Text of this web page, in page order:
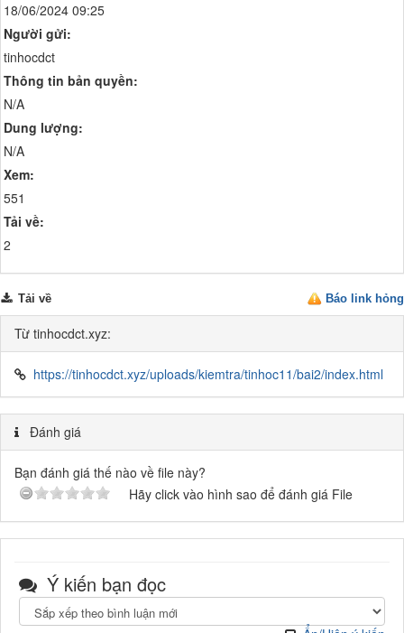
18/06/2024 09:25
Người gửi:
tinhocdct
Thông tin bản quyền:
N/A
Dung lượng:
N/A
Xem:
551
Tải về:
2
Báo link hỏng
Tải về
Từ tinhocdct.xyz:
https://tinhocdct.xyz/uploads/kiemtra/tinhoc11/bai2/index.html
Đánh giá
Bạn đánh giá thế nào về file này?
Hãy click vào hình sao để đánh giá File
Ý kiến bạn đọc